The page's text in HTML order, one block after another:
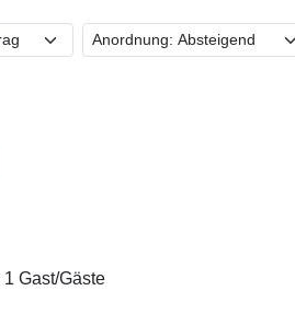
1 Gast/Gäste